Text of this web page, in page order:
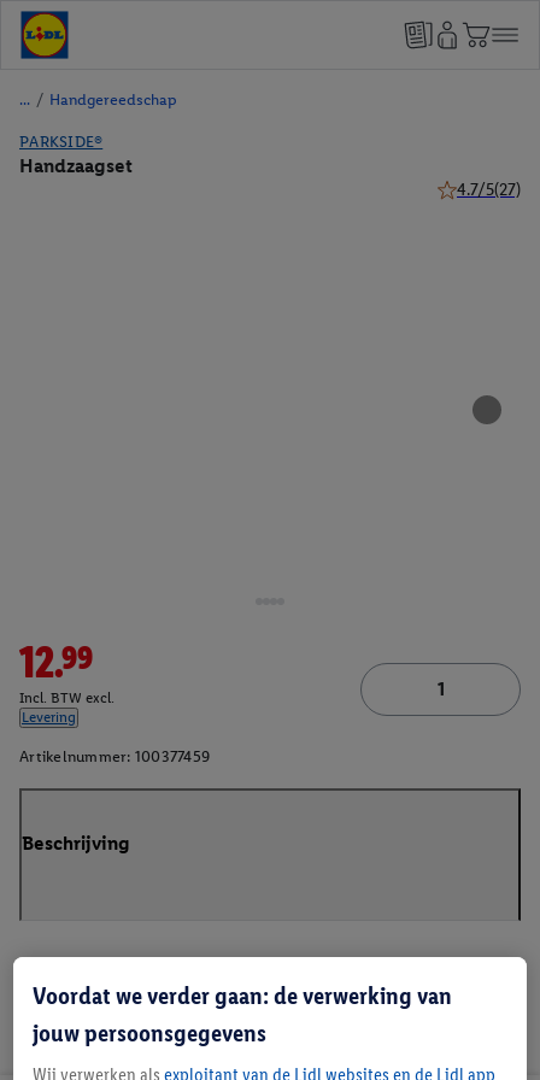
/ Handgereedschap
PARKSIDE®
Handzaagset
4.7/5(27)
12.99
Incl. BTW excl.
Levering
Artikelnummer: 100377459
Beschrijving
Voordat we verder gaan: de verwerking van
jouw persoonsgegevens
Wij verwerken als exploitant van de Lidl websites en de Lidl app